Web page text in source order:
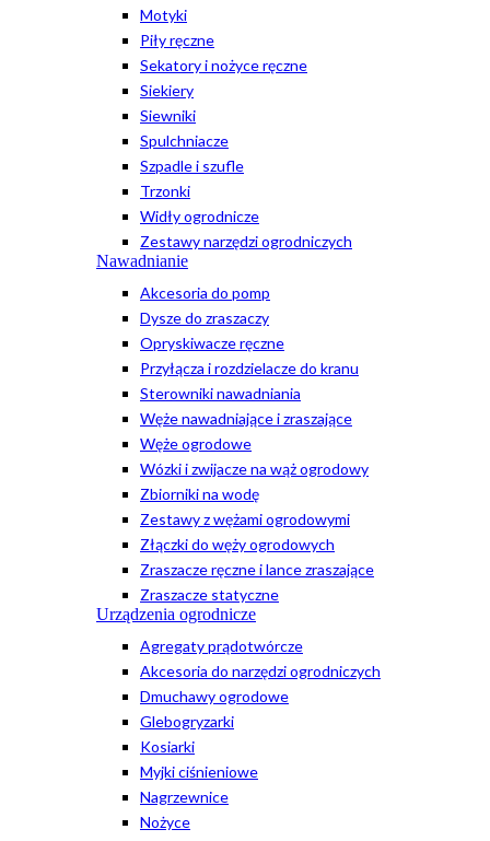
Motyki
Piły ręczne
Sekatory i nożyce ręczne
Siekiery
Siewniki
Spulchniacze
Szpadle i szufle
Trzonki
Widły ogrodnicze
Zestawy narzędzi ogrodniczych
Nawadnianie
Akcesoria do pomp
Dysze do zraszaczy
Opryskiwacze ręczne
Przyłącza i rozdzielacze do kranu
Sterowniki nawadniania
Węże nawadniające i zraszające
Węże ogrodowe
Wózki i zwijacze na wąż ogrodowy
Zbiorniki na wodę
Zestawy z wężami ogrodowymi
Złączki do węży ogrodowych
Zraszacze ręczne i lance zraszające
Zraszacze statyczne
Urządzenia ogrodnicze
Agregaty prądotwórcze
Akcesoria do narzędzi ogrodniczych
Dmuchawy ogrodowe
Glebogryzarki
Kosiarki
Myjki ciśnieniowe
Nagrzewnice
Nożyce